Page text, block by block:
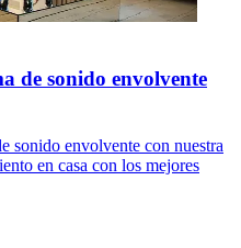
de sonido envolvente
sonido envolvente con nuestra
en casa con los mejores